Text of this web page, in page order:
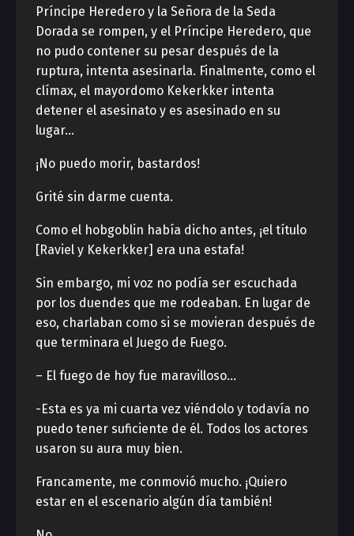
Príncipe Heredero y la Señora de la Seda
Dorada se rompen, y el Príncipe Heredero, que
no pudo contener su pesar después de la
ruptura, intenta asesinarla. Finalmente, como el
clímax, el mayordomo Kekerkker intenta
detener el asesinato y es asesinado en su
lugar…
¡No puedo morir, bastardos!
Grité sin darme cuenta.
Como el hobgoblin había dicho antes, ¡el título
[Raviel y Kekerkker] era una estafa!
Sin embargo, mi voz no podía ser escuchada
por los duendes que me rodeaban. En lugar de
eso, charlaban como si se movieran después de
que terminara el Juego de Fuego.
– El fuego de hoy fue maravilloso…
-Esta es ya mi cuarta vez viéndolo y todavía no
puedo tener suficiente de él. Todos los actores
usaron su aura muy bien.
Francamente, me conmovió mucho. ¡Quiero
estar en el escenario algún día también!